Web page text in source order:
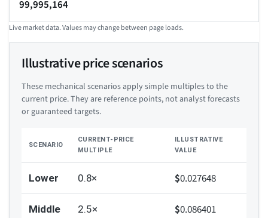
99,995,164
Live market data. Values may change between page loads.
Illustrative price scenarios
These mechanical scenarios apply simple multiples to the
current price. They are reference points, not analyst forecasts
or guaranteed targets.
SCENARIO
CURRENT-PRICE
MULTIPLE
ILLUSTRATIVE
VALUE
Lower 0.8× $0.027648
Middle 2.5× $0.086401